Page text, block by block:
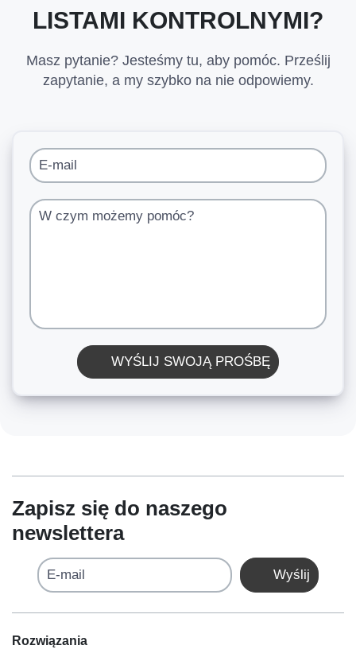
LISTAMI KONTROLNYMI?
Masz pytanie? Jesteśmy tu, aby pomóc. Prześlij
zapytanie, a my szybko na nie odpowiemy.
E-mail
W czym możemy pomóc?
WYŚLIJ SWOJĄ PROŚBĘ
Zapisz się do naszego
newslettera
E-mail Wyślij
Rozwiązania